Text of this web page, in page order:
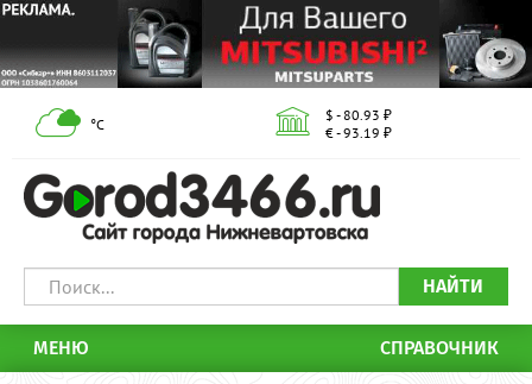
°С
$ - 80.93 ₽
€ - 93.19 ₽
НАЙТИ
МЕНЮ СПРАВОЧНИК